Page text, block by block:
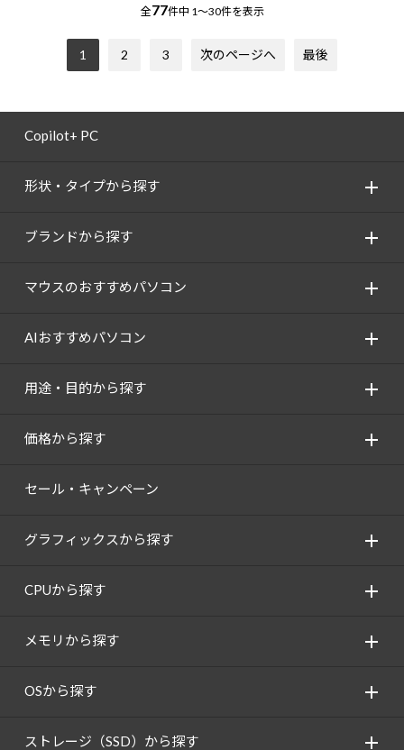
全77件中 1～30件を表示
1 2 3 次のページへ 最後
Copilot+ PC
形状・タイプから探す
ブランドから探す
マウスのおすすめパソコン
AIおすすめパソコン
用途・目的から探す
価格から探す
セール・キャンペーン
グラフィックスから探す
CPUから探す
メモリから探す
OSから探す
ストレージ（SSD）から探す